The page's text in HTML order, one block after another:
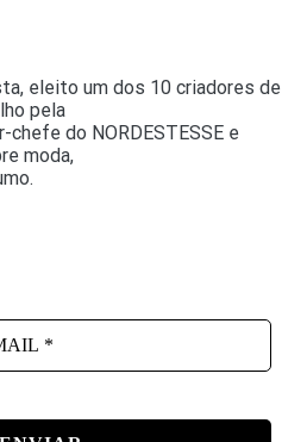
eleito um dos 10 criadores de
pela
chefe do NORDESTESSE e
moda,